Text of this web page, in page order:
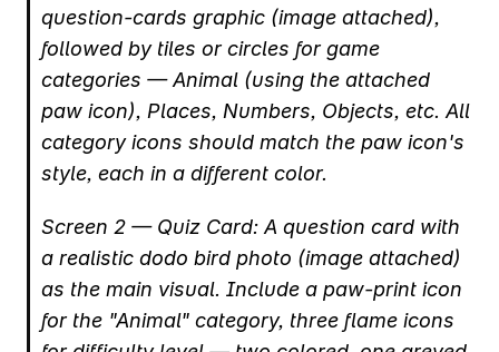
question-cards graphic (image attached),
followed by tiles or circles for game
categories — Animal (using the attached
paw icon), Places, Numbers, Objects, etc. All
category icons should match the paw icon's
style, each in a different color.
Screen 2 — Quiz Card: A question card with
a realistic dodo bird photo (image attached)
as the main visual. Include a paw-print icon
for the "Animal" category, three flame icons